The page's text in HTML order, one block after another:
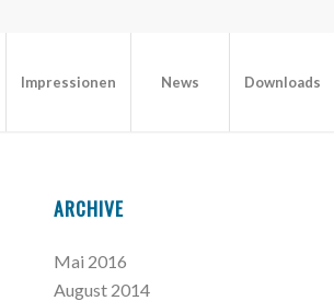
Impressionen News Downloads
ARCHIVE
Mai 2016
August 2014